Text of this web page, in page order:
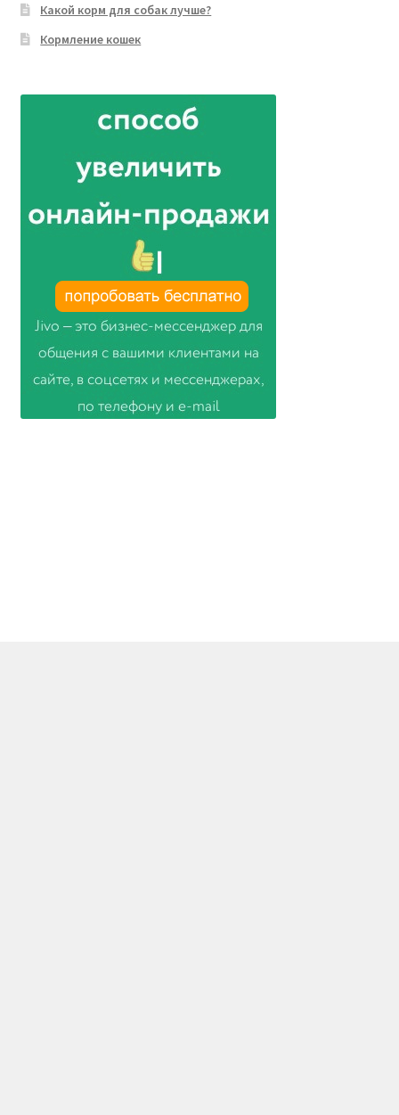
Какой корм для собак лучше?
Кормление кошек